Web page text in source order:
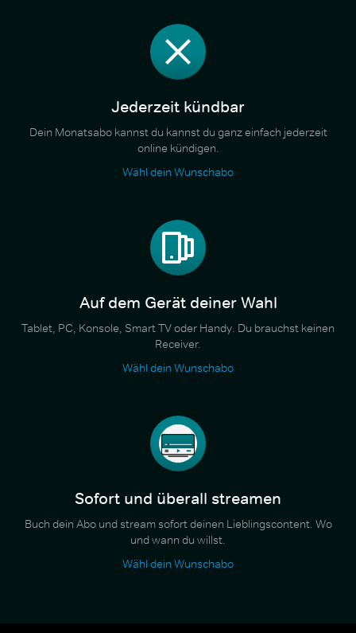
Jederzeit kündbar
Dein Monatsabo kannst du kannst du ganz einfach jederzeit
online kündigen.
Wähl dein Wunschabo
Auf dem Gerät deiner Wahl
Tablet, PC, Konsole, Smart TV oder Handy. Du brauchst keinen
Receiver.
Wähl dein Wunschabo
Sofort und überall streamen
Buch dein Abo und stream sofort deinen Lieblingscontent. Wo
und wann du willst.
Wähl dein Wunschabo